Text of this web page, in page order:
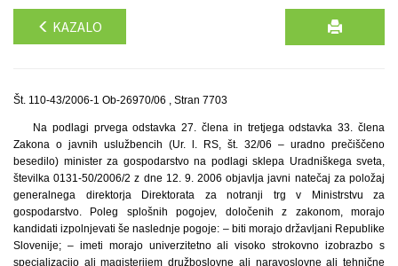
KAZALO
Št. 110-43/2006-1 Ob-26970/06 , Stran 7703
Na podlagi prvega odstavka 27. člena in tretjega odstavka 33. člena
Zakona o javnih uslužbencih (Ur. l. RS, št. 32/06 – uradno prečiščeno
besedilo) minister za gospodarstvo na podlagi sklepa Uradniškega sveta,
številka 0131-50/2006/2 z dne 12. 9. 2006 objavlja javni natečaj za položaj
generalnega direktorja Direktorata za notranji trg v Ministrstvu za
gospodarstvo. Poleg splošnih pogojev, določenih z zakonom, morajo
kandidati izpolnjevati še naslednje pogoje: – biti morajo državljani Republike
Slovenije; – imeti morajo univerzitetno ali visoko strokovno izobrazbo s
specializacijo ali magisterijem družboslovne ali naravoslovne ali tehnične